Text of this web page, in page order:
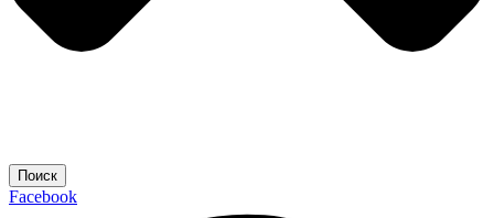
Поиск
Facebook